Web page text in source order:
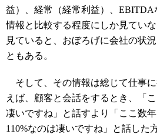
益）、経常（経常利益）、EBITDA
情報と比較する程度にしか見てい
見ていると、おぼろげに会社の状
ともある。
そして、その情報は総じて仕事
えば、顧客と会話をするとき、「
凄いですね」と話すより「ここ数
110%なのは凄いですね」と話した